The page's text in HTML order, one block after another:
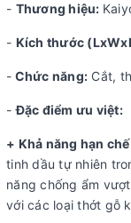
- Thương hiệu:
- Kích thước
- Chức năng: Cắt,
-Đặc điểm ưu việt:
+ Khả năng hạn
tinh dầu tự nhiên
năng chống ẩm
với các loại thớt gỗ